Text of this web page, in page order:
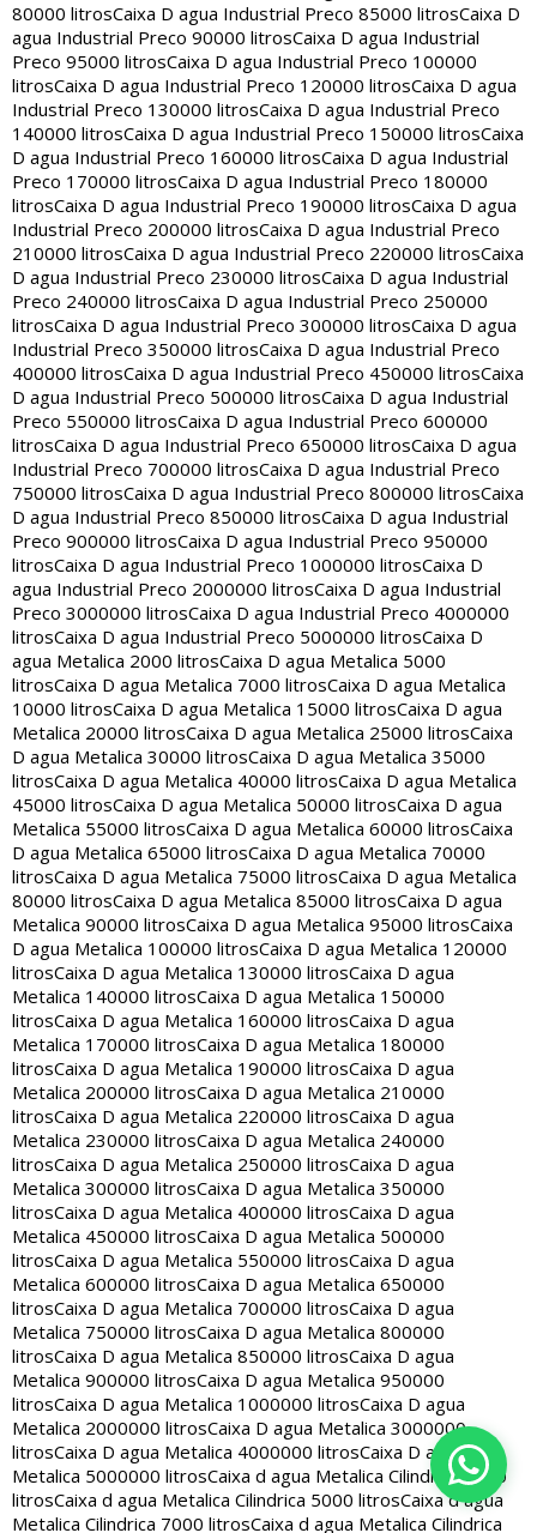
80000 litrosCaixa D agua Industrial Preco 85000 litrosCaixa D
agua Industrial Preco 90000 litrosCaixa D agua Industrial
Preco 95000 litrosCaixa D agua Industrial Preco 100000
litrosCaixa D agua Industrial Preco 120000 litrosCaixa D agua
Industrial Preco 130000 litrosCaixa D agua Industrial Preco
140000 litrosCaixa D agua Industrial Preco 150000 litrosCaixa
D agua Industrial Preco 160000 litrosCaixa D agua Industrial
Preco 170000 litrosCaixa D agua Industrial Preco 180000
litrosCaixa D agua Industrial Preco 190000 litrosCaixa D agua
Industrial Preco 200000 litrosCaixa D agua Industrial Preco
210000 litrosCaixa D agua Industrial Preco 220000 litrosCaixa
D agua Industrial Preco 230000 litrosCaixa D agua Industrial
Preco 240000 litrosCaixa D agua Industrial Preco 250000
litrosCaixa D agua Industrial Preco 300000 litrosCaixa D agua
Industrial Preco 350000 litrosCaixa D agua Industrial Preco
400000 litrosCaixa D agua Industrial Preco 450000 litrosCaixa
D agua Industrial Preco 500000 litrosCaixa D agua Industrial
Preco 550000 litrosCaixa D agua Industrial Preco 600000
litrosCaixa D agua Industrial Preco 650000 litrosCaixa D agua
Industrial Preco 700000 litrosCaixa D agua Industrial Preco
750000 litrosCaixa D agua Industrial Preco 800000 litrosCaixa
D agua Industrial Preco 850000 litrosCaixa D agua Industrial
Preco 900000 litrosCaixa D agua Industrial Preco 950000
litrosCaixa D agua Industrial Preco 1000000 litrosCaixa D
agua Industrial Preco 2000000 litrosCaixa D agua Industrial
Preco 3000000 litrosCaixa D agua Industrial Preco 4000000
litrosCaixa D agua Industrial Preco 5000000 litrosCaixa D
agua Metalica 2000 litrosCaixa D agua Metalica 5000
litrosCaixa D agua Metalica 7000 litrosCaixa D agua Metalica
10000 litrosCaixa D agua Metalica 15000 litrosCaixa D agua
Metalica 20000 litrosCaixa D agua Metalica 25000 litrosCaixa
D agua Metalica 30000 litrosCaixa D agua Metalica 35000
litrosCaixa D agua Metalica 40000 litrosCaixa D agua Metalica
45000 litrosCaixa D agua Metalica 50000 litrosCaixa D agua
Metalica 55000 litrosCaixa D agua Metalica 60000 litrosCaixa
D agua Metalica 65000 litrosCaixa D agua Metalica 70000
litrosCaixa D agua Metalica 75000 litrosCaixa D agua Metalica
80000 litrosCaixa D agua Metalica 85000 litrosCaixa D agua
Metalica 90000 litrosCaixa D agua Metalica 95000 litrosCaixa
D agua Metalica 100000 litrosCaixa D agua Metalica 120000
litrosCaixa D agua Metalica 130000 litrosCaixa D agua
Metalica 140000 litrosCaixa D agua Metalica 150000
litrosCaixa D agua Metalica 160000 litrosCaixa D agua
Metalica 170000 litrosCaixa D agua Metalica 180000
litrosCaixa D agua Metalica 190000 litrosCaixa D agua
Metalica 200000 litrosCaixa D agua Metalica 210000
litrosCaixa D agua Metalica 220000 litrosCaixa D agua
Metalica 230000 litrosCaixa D agua Metalica 240000
litrosCaixa D agua Metalica 250000 litrosCaixa D agua
Metalica 300000 litrosCaixa D agua Metalica 350000
litrosCaixa D agua Metalica 400000 litrosCaixa D agua
Metalica 450000 litrosCaixa D agua Metalica 500000
litrosCaixa D agua Metalica 550000 litrosCaixa D agua
Metalica 600000 litrosCaixa D agua Metalica 650000
litrosCaixa D agua Metalica 700000 litrosCaixa D agua
Metalica 750000 litrosCaixa D agua Metalica 800000
litrosCaixa D agua Metalica 850000 litrosCaixa D agua
Metalica 900000 litrosCaixa D agua Metalica 950000
litrosCaixa D agua Metalica 1000000 litrosCaixa D agua
Metalica 2000000 litrosCaixa D agua Metalica 3000000
litrosCaixa D agua Metalica 4000000 litrosCaixa D agua
Metalica 5000000 litrosCaixa d agua Metalica Cilindrica 2000
litrosCaixa d agua Metalica Cilindrica 5000 litrosCaixa d agua
Metalica Cilindrica 7000 litrosCaixa d agua Metalica Cilindrica